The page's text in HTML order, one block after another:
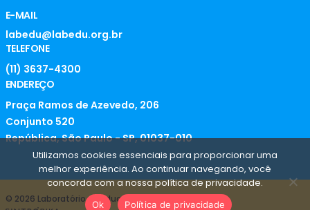
E-MAIL
labedu@labedu.org.br
TELEFONE
(11) 3637-4300
ENDEREÇO
Praça Ramos de Azevedo, 206
Conjunto 520
República, São Paulo - SP, 01037-010
© 2026 Laboratório de Educação
Utilizamos cookies essenciais para proporcionar uma
melhor experiência. Ao continuar navegando, você
concorda com a nossa política de privacidade.
Ok Política de privacidade